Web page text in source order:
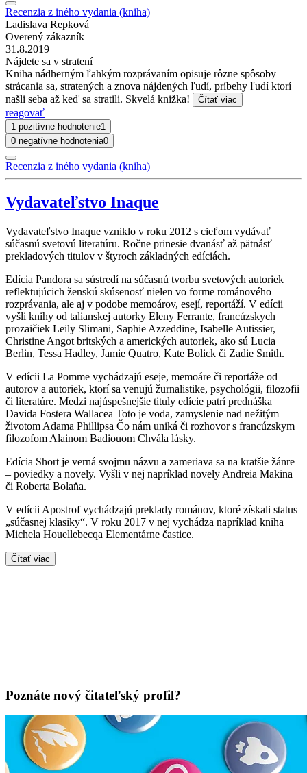
Recenzia z iného vydania (kniha)
Ladislava Repková
Overený zákazník
31.8.2019
Nájdete sa v stratení
Kniha nádherným ľahkým rozprávaním opisuje rôzne spôsoby
strácania sa, stratených a znova nájdených ľudí, príbehy ľudí ktorí
našli seba až keď sa stratili. Skvelá knižka!
Čítať viac
reagovať
1 pozitívne hodnotenie1
0 negatívne hodnotenia0
Recenzia z iného vydania (kniha)
Vydavateľstvo Inaque
Vydavateľstvo Inaque vzniklo v roku 2012 s cieľom vydávať
súčasnú svetovú literatúru. Ročne prinesie dvanásť až pätnásť
prekladových titulov v štyroch základných edíciách.
Edícia Pandora sa sústredí na súčasnú tvorbu svetových autoriek
reflektujúcich ženskú skúsenosť nielen vo forme románového
rozprávania, ale aj v podobe memoárov, esejí, reportáží. V edícii
vyšli knihy od talianskej autorky Eleny Ferrante, francúzskych
prozaičiek Leily Slimani, Saphie Azzeddine, Isabelle Autissier,
Christine Angot britských a amerických autoriek, ako sú Lucia
Berlin, Tessa Hadley, Jamie Quatro, Kate Bolick či Zadie Smith.
V edícii La Pomme vychádzajú eseje, memoáre či reportáže od
autorov a autoriek, ktorí sa venujú žurnalistike, psychológii, filozofii
či literatúre. Medzi najúspešnejšie tituly edície patrí prednáška
Davida Fostera Wallacea Toto je voda, zamyslenie nad nežitým
životom Adama Phillipsa Čo nám uniká či rozhovor s francúzskym
filozofom Alainom Badiouom Chvála lásky.
Edícia Short je verná svojmu názvu a zameriava sa na kratšie žánre
– poviedky a novely. Vyšli v nej napríklad novely Andreia Makina
či Roberta Bolaňa.
V edícii Apostrof vychádzajú preklady románov, ktoré získali status
„súčasnej klasiky“. V roku 2017 v nej vychádza napríklad kniha
Michela Houellebecqa Elementárne častice.
Čítať viac
Poznáte nový čitateľský profil?